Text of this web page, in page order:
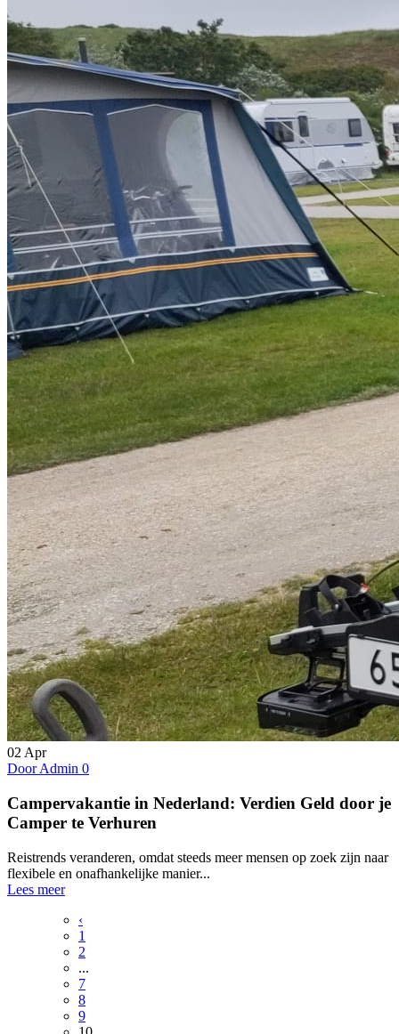
02Apr
Door Admin 0
Campervakantie in Nederland: Verdien Geld door je
Camper te Verhuren
Reistrends veranderen, omdat steeds meer mensen op zoek zijn naar
flexibele en onafhankelijke manier...
Lees meer
‹
1
2
...
7
8
9